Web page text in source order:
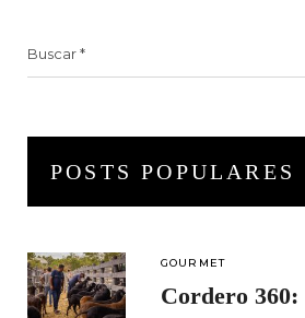
POSTS POPULARES
GOURMET
Cordero